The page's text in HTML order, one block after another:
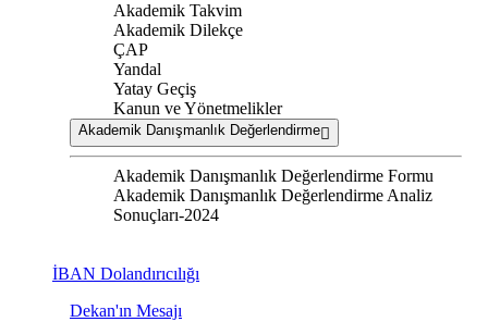
Akademik Takvim
Akademik Dilekçe
ÇAP
Yandal
Yatay Geçiş
Kanun ve Yönetmelikler
Akademik Danışmanlık Değerlendirme
Akademik Danışmanlık Değerlendirme Formu
Akademik Danışmanlık Değerlendirme Analiz
Sonuçları-2024
İBAN Dolandırıcılığı
Dekan'ın Mesajı